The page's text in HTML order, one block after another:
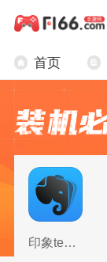
首页
印象teams